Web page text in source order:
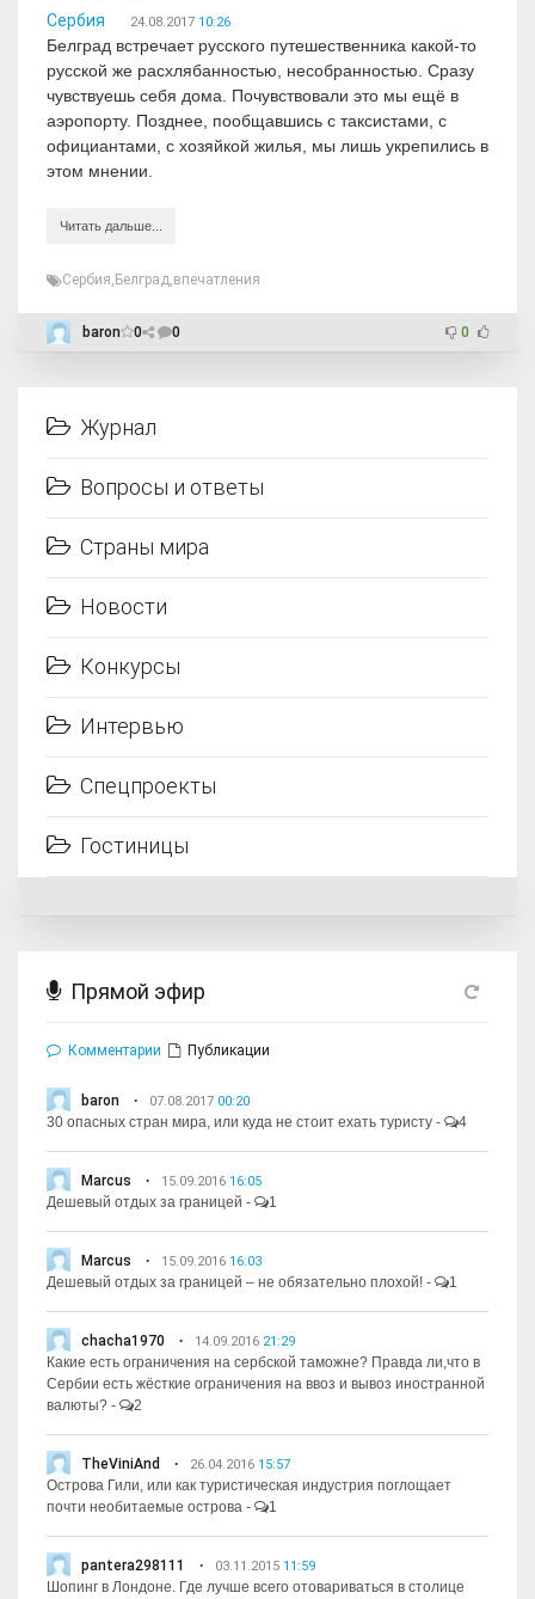
Сербия 24.08.2017 10:26
Белград встречает русского путешественника какой-то
русской же расхлябанностью, несобранностью. Сразу
чувствуешь себя дома. Почувствовали это мы ещё в
аэропорту. Позднее, пообщавшись с таксистами, с
официантами, с хозяйкой жилья, мы лишь укрепились в
этом мнении.
Читать дальше...
Сербия, Белград,впечатления
baron 0 0 0
Журнал
Вопросы и ответы
Страны мира
Новости
Конкурсы
Интервью
Спецпроекты
Гостиницы
Прямой эфир
Комментарии Публикации
baron 07.08.2017 00:20
30 опасных стран мира, или куда не стоит ехать туристу - 4
Marcus 15.09.2016 16:05
Дешевый отдых за границей - 1
Marcus 15.09.2016 16:03
Дешевый отдых за границей – не обязательно плохой! - 1
chacha1970 14.09.2016 21:29
Какие есть ограничения на сербской таможне? Правда ли,что в
Сербии есть жёсткие ограничения на ввоз и вывоз иностранной
валюты? - 2
TheViniAnd 26.04.2016 15:57
Острова Гили, или как туристическая индустрия поглощает
почти необитаемые острова - 1
pantera298111 03.11.2015 11:59
Шопинг в Лондоне. Где лучше всего отовариваться в столице